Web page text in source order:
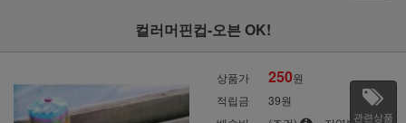
컬러머핀컵-오븐 OK!
상품가 250원
적립금
39원
관련상품